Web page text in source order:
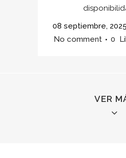
08 septiembre, 2025
No comment
0
VER